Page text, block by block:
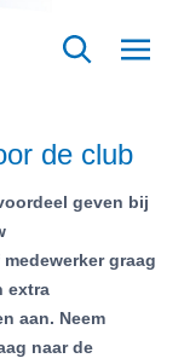
de club
geven bij
graag
extra
aan. Neem
naar de